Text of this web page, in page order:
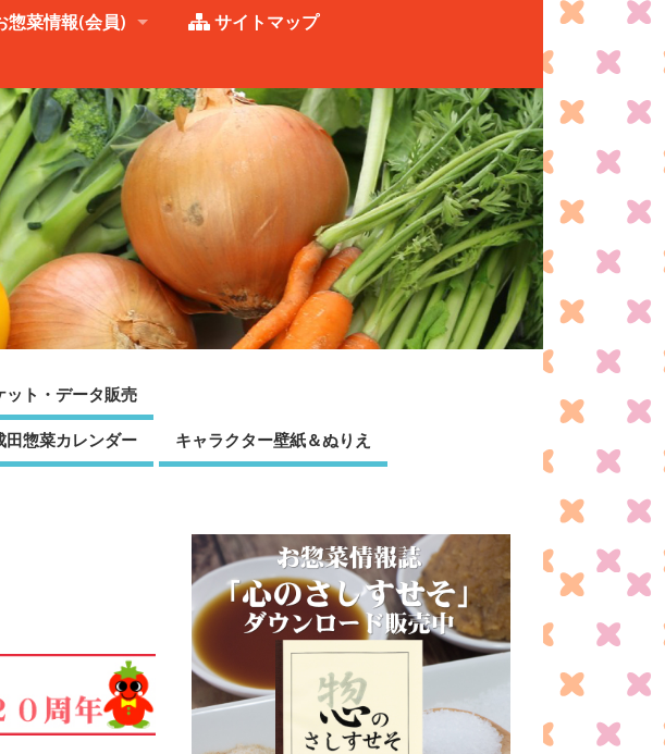
惣菜情報(会員)
サイトマップ
ット・データ販売
田惣菜カレンダー キャラクター壁紙＆ぬりえ